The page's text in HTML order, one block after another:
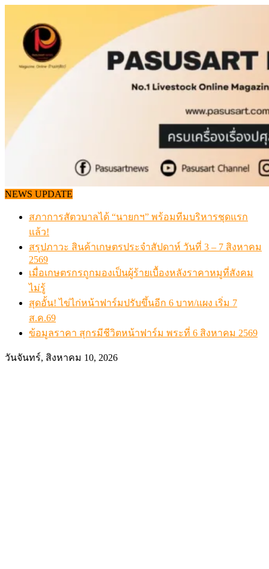
content
NEWS UPDATE
สภาการสัตวบาลได้ “นายกฯ” พร้อมทีมบริหารชุดแรก
แล้ว!
สรุปภาวะ สินค้าเกษตรประจำสัปดาห์ วันที่ 3 – 7 สิงหาคม
2569
เมื่อเกษตรกรถูกมองเป็นผู้ร้ายเบื้องหลังราคาหมูที่สังคม
ไม่รู้
สุดอั้น! ไข่ไก่หน้าฟาร์มปรับขึ้นอีก 6 บาท/แผง เริ่ม 7
ส.ค.69
ข้อมูลราคา สุกรมีชีวิตหน้าฟาร์ม พระที่ 6 สิงหาคม 2569
วันจันทร์, สิงหาคม 10, 2026